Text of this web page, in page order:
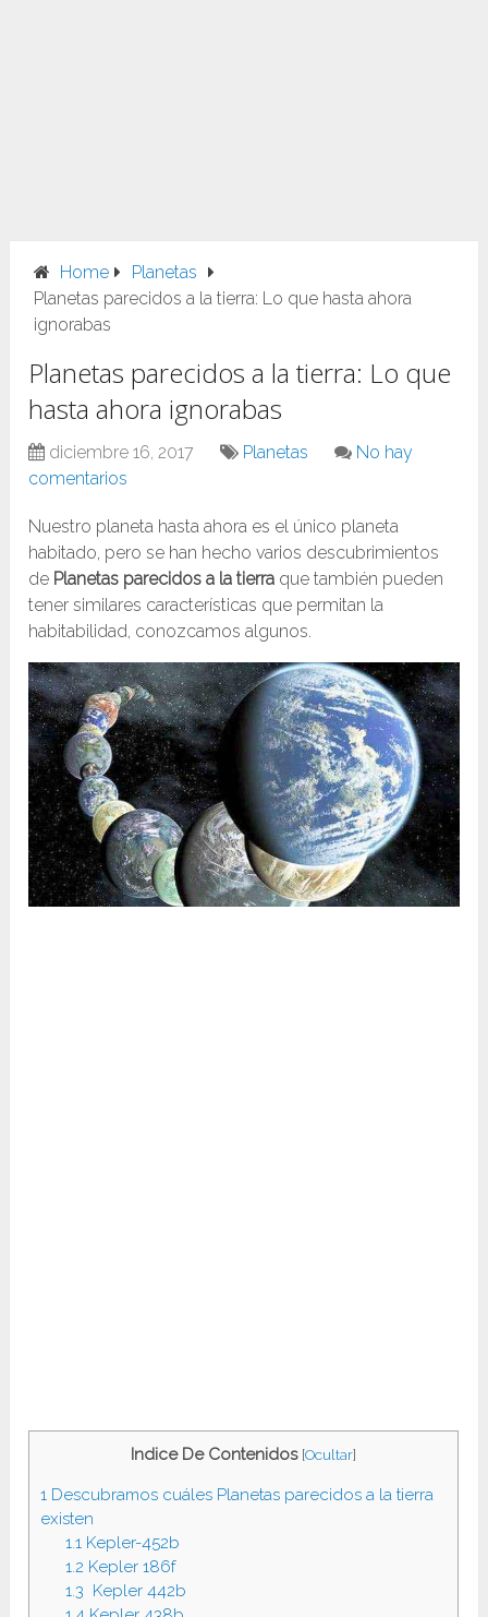
Home
Planetas
Planetas parecidos a la tierra: Lo que hasta ahora
ignorabas
Planetas parecidos a la tierra: Lo que
hasta ahora ignorabas
diciembre 16, 2017 Planetas
No hay
comentarios
Nuestro planeta hasta ahora es el único planeta
habitado, pero se han hecho varios descubrimientos
de Planetas parecidos a la tierra que también pueden
tener similares características que permitan la
habitabilidad, conozcamos algunos.
Indice De Contenidos [Ocultar]
1 Descubramos cuáles Planetas parecidos a la tierra
existen
1.1Kepler-452b
1.2 Kepler 186f
1.3 Kepler 442b